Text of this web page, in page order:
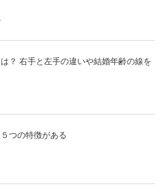
？ 右手と左手の違いや結婚年齢の線を
つの特徴がある